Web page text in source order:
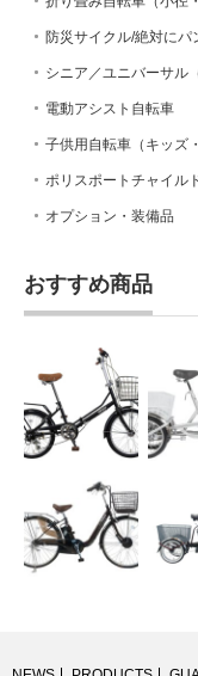
防災サイクル/絶対にパ
シニア／ユニバーサル
電動アシスト自転車
子供用自転車（キッズ
ポリスポートチャイル
オプション・装備品
おすすめ商品